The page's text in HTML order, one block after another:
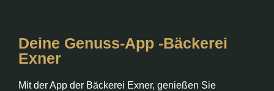
Deine Genuss-App -Bäckerei
Exner
Mit der App der Bäckerei Exner, genießen Sie